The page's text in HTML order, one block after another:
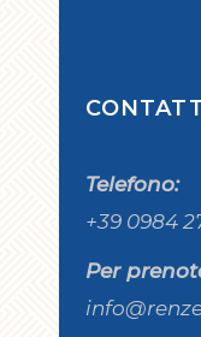
Telefono:
+39 0984
Per